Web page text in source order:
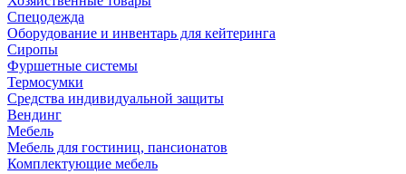
Спецодежда
Оборудование и инвентарь для кейтеринга
Сиропы
Фуршетные системы
Термосумки
Средства индивидуальной защиты
Вендинг
Мебель
Мебель для гостиниц, пансионатов
Комплектующие мебель